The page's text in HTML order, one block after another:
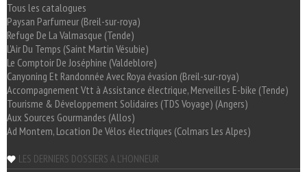
Tous les catalogues
Paysan Parfumeur (Breil-sur-roya)
Refuge De La Valmasque (Tende)
L'Air Du Temps (Saint Martin Vésubie)
Le Comptoir De Joséphine (Valdeblore)
Canyoning Et Randonnée Avec Roya évasion (Breil-sur-roya)
Accompagnement Vtt à Assistance électrique, Merveilles E-bike (Tende)
Tourisme & Développement Solidaires (TDS Voyage) (Angers)
Aux Sources Gourmandes (Allos)
Ad Montem, Location De Vélos électriques (Colmars Les Alpes)
LES DERNIERS DOSSIERS A L'HONNEUR